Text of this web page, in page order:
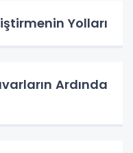
Yolları
Ardında